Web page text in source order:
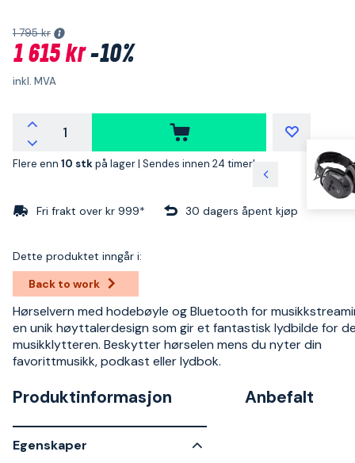
1 795 kr
1 615 kr-10%
inkl. MVA
Flere enn 10 stkpå lager | Sendes innen 24 timer!
Fri frakt over kr 999* 30 dagers åpent kjøp
Dette produktet inngår i:
Back to work
Hørselvern med hodebøyle og Bluetooth for
en unik høyttalerdesign som gir et fantastisk lydbilde for
musikklytteren. Beskytter hørselen mens du nyter din
favorittmusikk, podkast eller lydbok.
Produktinformasjon
Egenskaper
Anbefalt